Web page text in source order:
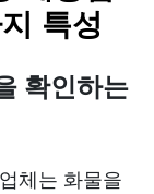
특성
확인하는
체는 화물을